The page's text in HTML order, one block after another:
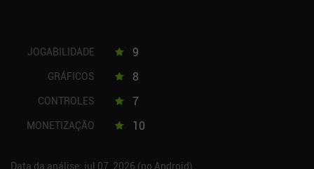
JOGABILIDADE 9
GRÁFICOS 8
CONTROLES 7
MONETIZAÇÃO 10
Data da análise: jul 07, 2026 (no Android)